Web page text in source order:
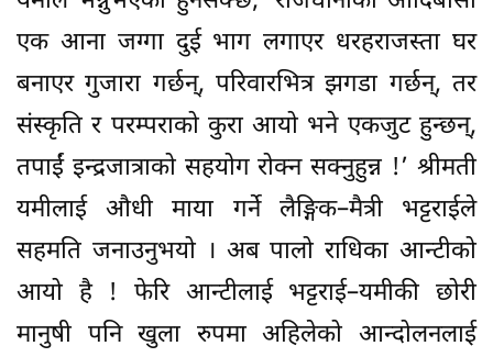
एक आना जग्गा दुई भाग लगाएर धरहराजस्ता घर
बनाएर गुजारा गर्छन्, परिवारभित्र झगडा गर्छन्, तर
संस्कृति र परम्पराको कुरा आयो भने एकजुट हुन्छन्,
तपाईं इन्द्रजात्राको सहयोग रोक्न सक्नुहुन्न !’ श्रीमती
यमीलाई औधी माया गर्ने लैङ्गिक–मैत्री भट्टराईले
सहमति जनाउनुभयो । अब पालो राधिका आन्टीको
आयो है ! फेरि आन्टीलाई भट्टराई–यमीकी छोरी
मानुषी पनि खुला रुपमा अहिलेको आन्दोलनलाई